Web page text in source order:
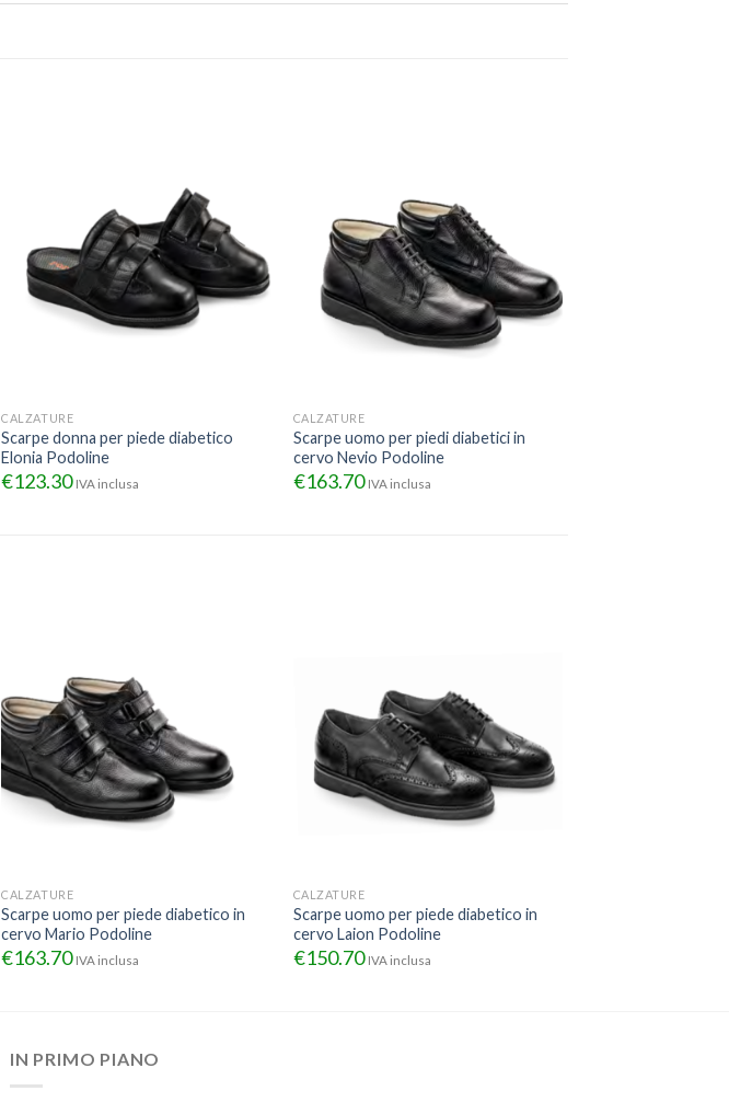
CALZATURE
Scarpe donna per piede diabetico
Elonia Podoline
€123.30 IVA inclusa
CALZATURE
Scarpe uomo per piedi diabetici in
cervo Nevio Podoline
€163.70 IVA inclusa
CALZATURE
Scarpe uomo per piede diabetico in
cervo Mario Podoline
€163.70 IVA inclusa
CALZATURE
Scarpe uomo per piede diabetico in
cervo Laion Podoline
€150.70 IVA inclusa
IN PRIMO PIANO